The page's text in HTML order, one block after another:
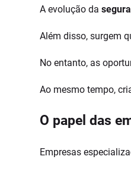
A evolução da
Além disso, surgem
No entanto, as
Ao mesmo tempo,
O papel das
Empresas